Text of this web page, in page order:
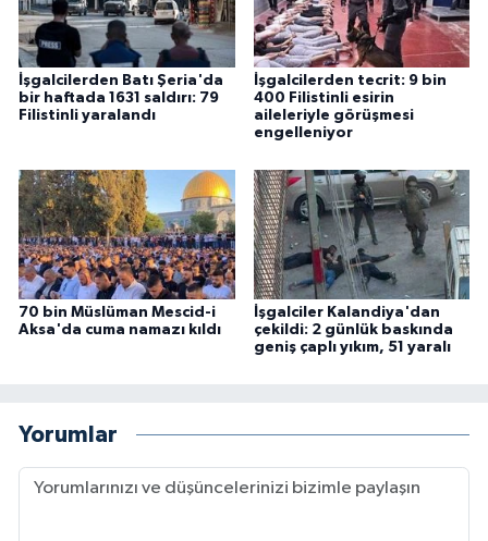
İşgalcilerden Batı Şeria'da
bir haftada 1631 saldırı: 79
Filistinli yaralandı
İşgalcilerden tecrit: 9 bin
400 Filistinli esirin
aileleriyle görüşmesi
engelleniyor
70 bin Müslüman Mescid-i
Aksa'da cuma namazı kıldı
İşgalciler Kalandiya'dan
çekildi: 2 günlük baskında
geniş çaplı yıkım, 51 yaralı
Yorumlar